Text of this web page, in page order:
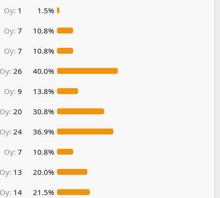
Oy: 1 1.5%
Oy: 7 10.8%
Oy: 7 10.8%
Oy: 26 40.0%
Oy: 9 13.8%
Oy: 20 30.8%
Oy: 24 36.9%
Oy: 7 10.8%
Oy: 13 20.0%
Oy: 14 21.5%